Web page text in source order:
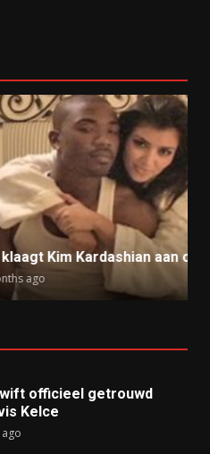
aan om sekstape
officieel getrouwd
Kelce